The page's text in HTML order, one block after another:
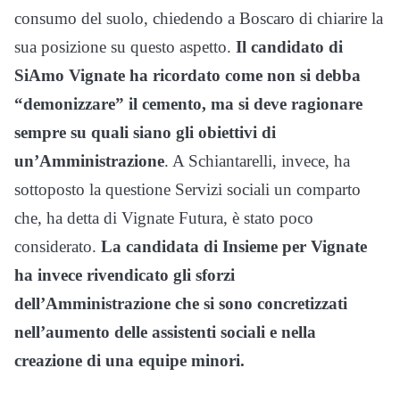
consumo del suolo, chiedendo a Boscaro di chiarire la
sua posizione su questo aspetto. Il candidato di
SiAmo Vignate ha ricordato come non si debba
“demonizzare” il cemento, ma si deve ragionare
sempre su quali siano gli obiettivi di
un’Amministrazione. A Schiantarelli, invece, ha
sottoposto la questione Servizi sociali un comparto
che, ha detta di Vignate Futura, è stato poco
considerato. La candidata di Insieme per Vignate
ha invece rivendicato gli sforzi
dell’Amministrazione che si sono concretizzati
nell’aumento delle assistenti sociali e nella
creazione di una equipe minori.